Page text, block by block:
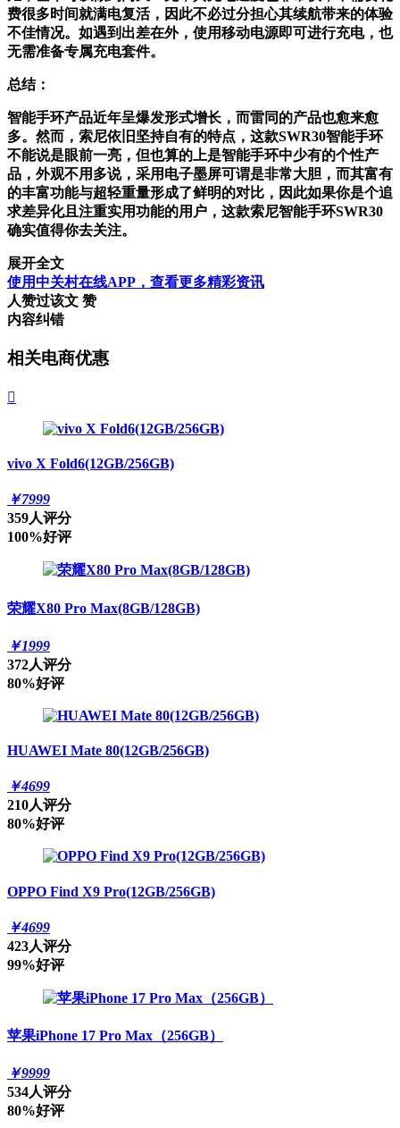
费很多时间就满电复活，因此不必过分担心其续航带来的体验
不佳情况。如遇到出差在外，使用移动电源即可进行充电，也
无需准备专属充电套件。
总结：
智能手环产品近年呈爆发形式增长，而雷同的产品也愈来愈
多。然而，索尼依旧坚持自有的特点，这款SWR30智能手环
不能说是眼前一亮，但也算的上是智能手环中少有的个性产
品，外观不用多说，采用电子墨屏可谓是非常大胆，而其富有
的丰富功能与超轻重量形成了鲜明的对比，因此如果你是个追
求差异化且注重实用功能的用户，这款索尼智能手环SWR30
确实值得你去关注。
展开全文
使用中关村在线APP，查看更多精彩资讯
人赞过该文 赞
内容纠错
相关电商优惠

vivo X Fold6(12GB/256GB)
￥7999
359人评分
100%好评
荣耀X80 Pro Max(8GB/128GB)
￥1999
372人评分
80%好评
HUAWEI Mate 80(12GB/256GB)
￥4699
210人评分
80%好评
OPPO Find X9 Pro(12GB/256GB)
￥4699
423人评分
99%好评
苹果iPhone 17 Pro Max（256GB）
￥9999
534人评分
80%好评